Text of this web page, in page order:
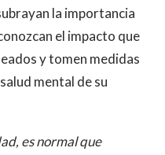
la importancia
el impacto que
y tomen medidas
mental de su
es normal que